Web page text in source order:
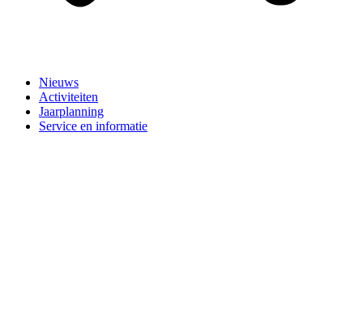
Nieuws
Activiteiten
Jaarplanning
Service en informatie